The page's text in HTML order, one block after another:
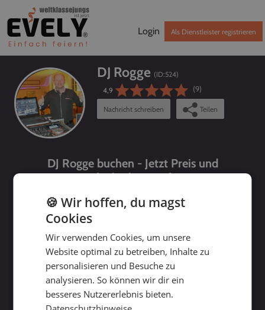
Login Als Dienstleister registrieren
DJ Rogge (ID:524)
4,9
(9)
Nachricht schreiben Teilen
DJ Rogge buchen - Jetzt Preis und
Verfügbarkeit prüfen!
bis
🍪 Wir hoffen, du magst
Cookies
Wir verwenden Cookies, um unsere
Website optimal zu betreiben, Inhalte zu
personalisieren und Besuche zu
analysieren. So können wir dir ein
besseres Nutzererlebnis bieten.